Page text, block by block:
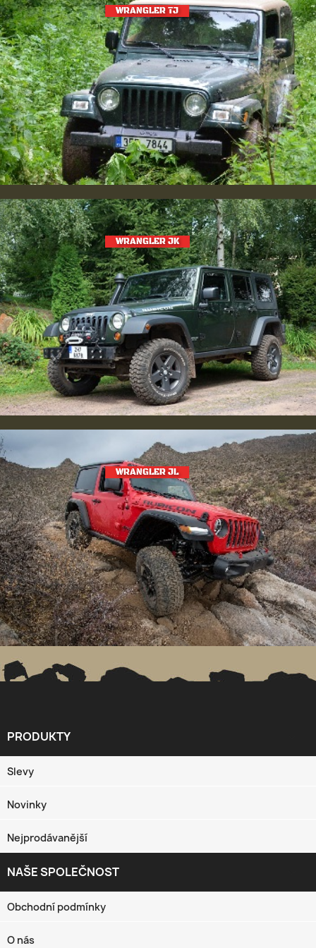
WRANGLER TJ
WRANGLER JK
WRANGLER JL
PRODUKTY
Slevy
Novinky
Nejprodávanější
NAŠE SPOLEČNOST
Obchodní podmínky
O nás